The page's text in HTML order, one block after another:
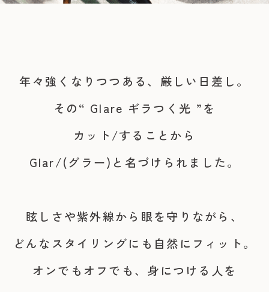
年々強くなりつつある、厳しい日差し。
その“ Glare ギラつく光 ”を
カット/することから
Glar/(グラー)と名づけられました。
眩しさや紫外線から眼を守りながら、
どんなスタイリングにも自然にフィット。
オンでもオフでも、身につける人を